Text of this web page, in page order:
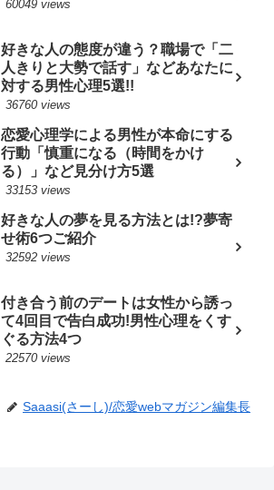
60049 views
好きな人の態度が違う？職場で「二
人きりと大勢で話す」などあなたに
対する男性心理5選!!
36760 views
恋愛心理学による男性が本命にする
行動「慎重になる（時間をかけ
る）」など見分け方5選
33153 views
好きな人の夢を見る方法とは!?夢寄
せ術6つご紹介
32592 views
付き合う前のデートは女性から誘っ
て4回目で告白成功!男性心理をくす
ぐる方法4つ
22570 views
Saaasi(さーし)/恋愛webマガジン編集長